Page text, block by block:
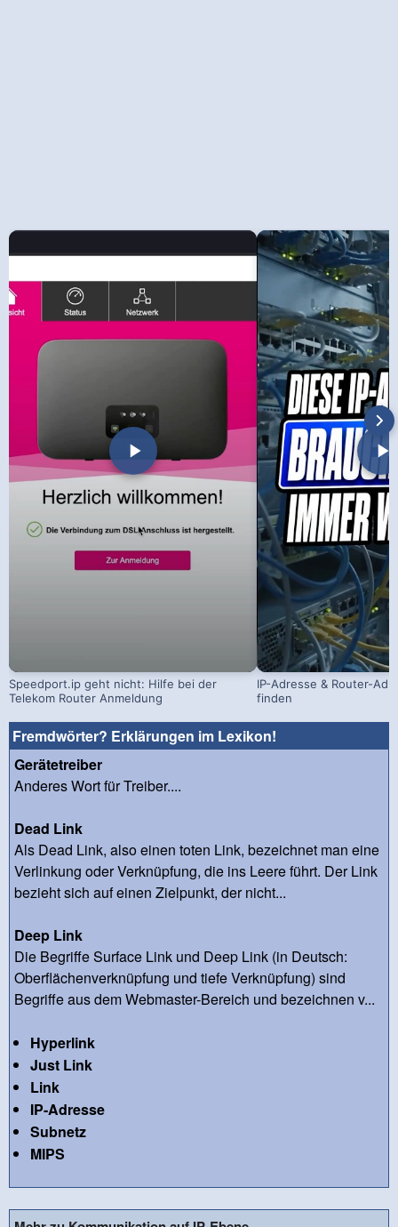
Speedport.ip geht nicht: Hilfe bei der
Telekom Router Anmeldung
IP-Adresse & Router-
finden
Fremdwörter? Erklärungen im Lexikon!
Gerätetreiber
Anderes Wort für Treiber....
Dead Link
Als Dead Link, also einen toten Link, bezeichnet man eine
Verlinkung oder Verknüpfung, die ins Leere führt. Der Link
bezieht sich auf einen Zielpunkt, der nicht...
Deep Link
Die Begriffe Surface Link und Deep Link (in Deutsch:
Oberflächenverknüpfung und tiefe Verknüpfung) sind
Begriffe aus dem Webmaster-Bereich und bezeichnen v...
Hyperlink
Just Link
Link
IP-Adresse
Subnetz
MIPS